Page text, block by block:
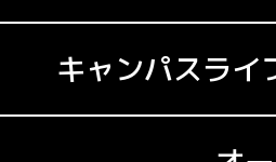
キャンパスライ